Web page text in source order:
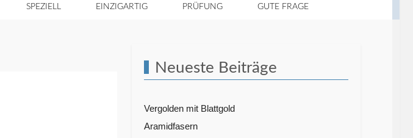
SPEZIELL EINZIGARTIG PRÜFUNG GUTE FRAGE
Neueste Beiträge
Vergolden mit Blattgold
Aramidfasern